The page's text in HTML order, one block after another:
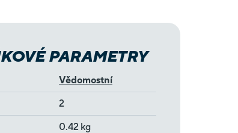
PARAMETRY
Vědomostní
2
0.42 kg